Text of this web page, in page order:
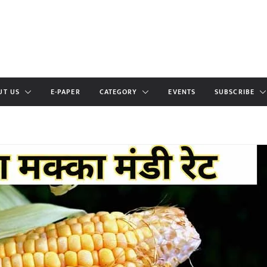
US E-PAPER CATEGORY EVENTS SUBSCRIBE